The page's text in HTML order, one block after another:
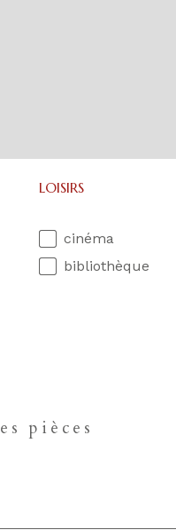
LOISIRS
cinéma
bibliothèque
pièces